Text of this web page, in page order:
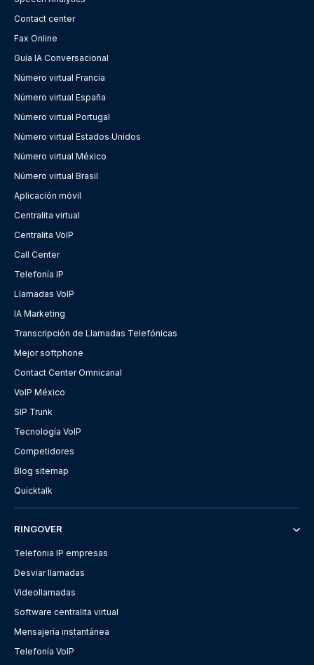
Contact center
Fax Online
Guía IA Conversacional
Número virtual Francia
Número virtual España
Número virtual Portugal
Número virtual Estados Unidos
Número virtual México
Número virtual Brasil
Aplicación móvil
Centralita virtual
Centralita VoIP
Call Center
Telefonía IP
Llamadas VoIP
IA Marketing
Transcripción de Llamadas Telefónicas
Mejor softphone
Contact Center Omnicanal
VoIP México
SIP Trunk
Tecnología VoIP
Competidores
Blog sitemap
Quicktalk
RINGOVER
Telefonia IP empresas
Desviar llamadas
Videollamadas
Software centralita virtual
Mensajería instantánea
Telefonía VoIP